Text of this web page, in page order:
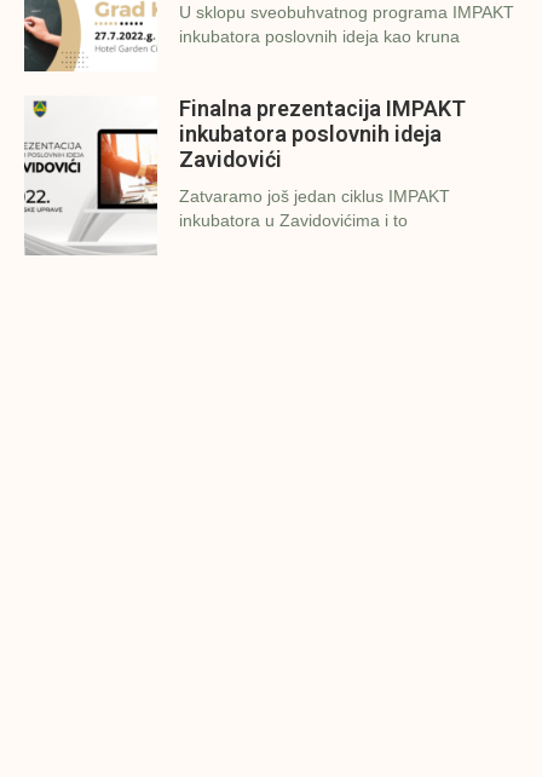
U sklopu sveobuhvatnog programa IMPAKT
inkubatora poslovnih ideja kao kruna
Finalna prezentacija IMPAKT
inkubatora poslovnih ideja
Zavidovići
Zatvaramo još jedan ciklus IMPAKT
inkubatora u Zavidovićima i to